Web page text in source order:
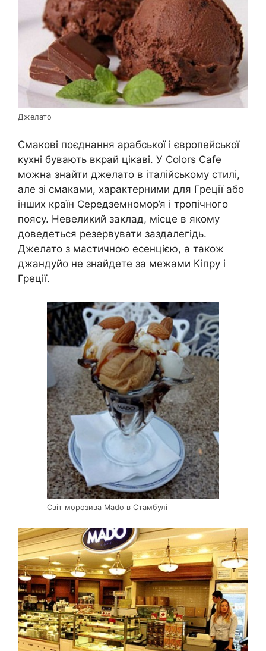
Джелато
Смакові поєднання арабської і європейської
кухні бувають вкрай цікаві. У Colors Cafe
можна знайти джелато в італійському стилі,
але зі смаками, характерними для Греції або
інших країн Середземномор’я і тропічного
поясу. Невеликий заклад, місце в якому
доведеться резервувати заздалегідь.
Джелато з мастичною есенцією, а також
джандуйо не знайдете за межами Кіпру і
Греції.
Світ морозива Mado в Стамбулі